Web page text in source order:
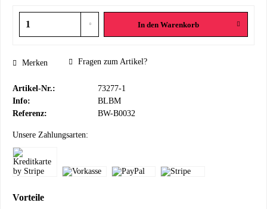
In den Warenkorb
Merken Fragen zum Artikel?
Artikel-Nr.:
73277-1
Info:
BLBM
Referenz:
BW-B0032
Unsere Zahlungsarten:
Vorteile